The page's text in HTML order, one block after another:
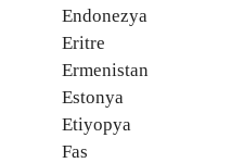
Endonezya
Eritre
Ermenistan
Estonya
Etiyopya
Fas